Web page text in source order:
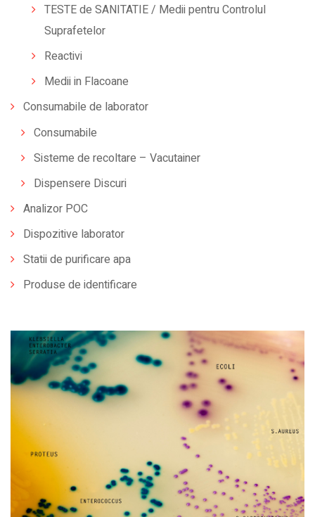
TESTE de SANITATIE / Medii pentru Controlul
Suprafetelor
Reactivi
Medii in Flacoane
Consumabile de laborator
Consumabile
Sisteme de recoltare – Vacutainer
Dispensere Discuri
Analizor POC
Dispozitive laborator
Statii de purificare apa
Produse de identificare